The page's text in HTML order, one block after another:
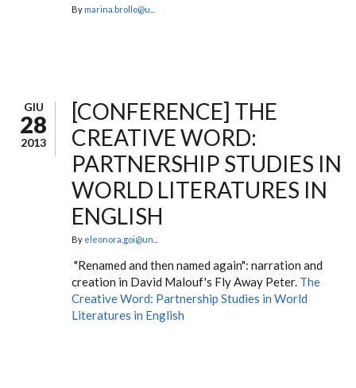
By marina.brollo@u...
GIU
28
2013
[CONFERENCE] THE
CREATIVE WORD:
PARTNERSHIP STUDIES IN
WORLD LITERATURES IN
ENGLISH
By eleonora.goi@un...
"Renamed and then named again": narration and
creation in David Malouf's Fly Away Peter. The
Creative Word: Partnership Studies in World
Literatures in English